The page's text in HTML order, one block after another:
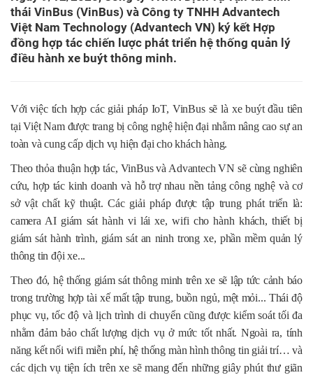
thái VinBus (VinBus) và Công ty TNHH Advantech
Việt Nam Technology (Advantech VN) ký kết Hợp
đồng hợp tác chiến lược phát triển hệ thống quản lý
điều hành xe buýt thông minh.
Với việc tích hợp các giải pháp IoT, VinBus sẽ là xe buýt đầu tiên
tại Việt Nam được trang bị công nghệ hiện đại nhằm nâng cao sự an
toàn và cung cấp dịch vụ hiện đại cho khách hàng.
Theo thỏa thuận hợp tác, VinBus và Advantech VN sẽ cùng nghiên
cứu, hợp tác kinh doanh và hỗ trợ nhau nền tảng công nghệ và cơ
sở vật chất kỹ thuật. Các giải pháp được tập trung phát triển là:
camera AI giám sát hành vi lái xe, wifi cho hành khách, thiết bị
giám sát hành trình, giám sát an ninh trong xe, phần mềm quản lý
thông tin đội xe...
Theo đó, hệ thống giám sát thông minh trên xe sẽ lập tức cảnh báo
trong trường hợp tài xế mất tập trung, buồn ngủ, mệt mỏi... Thái độ
phục vụ, tốc độ và lịch trình di chuyển cũng được kiểm soát tối đa
nhằm đảm bảo chất lượng dịch vụ ở mức tốt nhất. Ngoài ra, tính
năng kết nối wifi miễn phí, hệ thống màn hình thông tin giải trí… và
các dịch vụ tiện ích trên xe sẽ mang đến những giây phút thư giãn